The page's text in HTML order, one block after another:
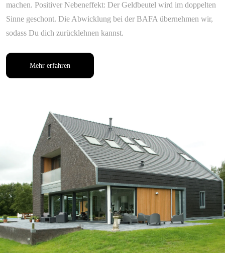
machen. Positiver Nebeneffekt: Der Geldbeutel wird im doppelten
Sinne geschont. Die Abwicklung bei der BAFA übernehmen wir,
sodass Du dich zurücklehnen kannst.
Mehr erfahren